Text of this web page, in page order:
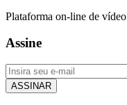
Plataforma on-line de
Assine